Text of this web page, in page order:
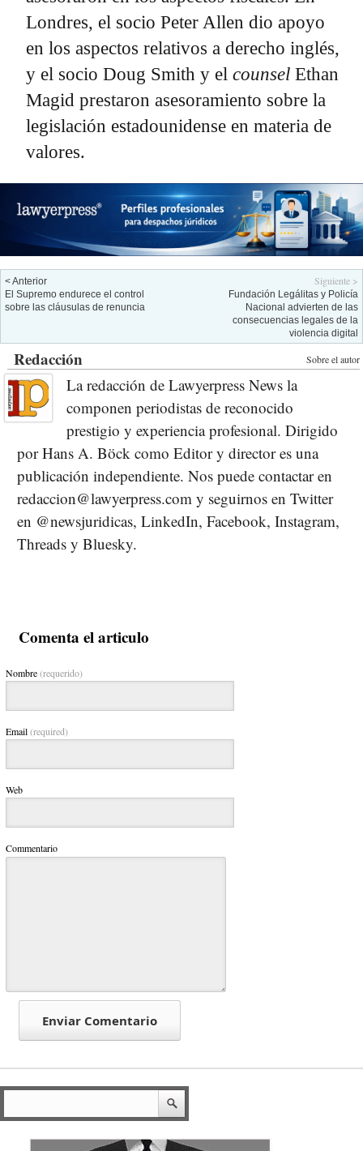
Londres, el socio Peter Allen dio apoyo
en los aspectos relativos a derecho inglés,
y el socio Doug Smith y el counsel Ethan
Magid prestaron asesoramiento sobre la
legislación estadounidense en materia de
valores.
< Anterior
El Supremo endurece el control
sobre las cláusulas de renuncia
Siguiente >
Fundación Legálitas y Policía
Nacional advierten de las
consecuencias legales de la
violencia digital
Sobre el autor
Redacción
La redacción de Lawyerpress News la
componen periodistas de reconocido
prestigio y experiencia profesional. Dirigido
por Hans A. Böck como Editor y director es una
publicación independiente. Nos puede contactar en
redaccion@lawyerpress.com y seguirnos en Twitter
en @newsjuridicas, LinkedIn, Facebook, Instagram,
Threads y Bluesky.
Comenta el articulo
Nombre(requerido)
Email(required)
Web
Commentario